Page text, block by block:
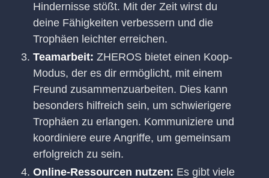
Hindernisse stößt. Mit der Zeit wirst du
deine Fähigkeiten verbessern und die
Trophäen leichter erreichen.
Teamarbeit: ZHEROS bietet einen Koop-
Modus, der es dir ermöglicht, mit einem
Freund zusammenzuarbeiten. Dies kann
besonders hilfreich sein, um schwierigere
Trophäen zu erlangen. Kommuniziere und
koordiniere eure Angriffe, um gemeinsam
erfolgreich zu sein.
Online-Ressourcen nutzen: Es gibt viele